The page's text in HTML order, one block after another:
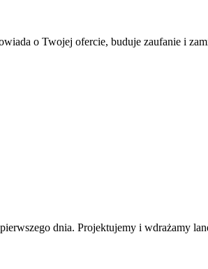
o Twojej ofercie, buduje zaufanie i
dnia. Projektujemy i